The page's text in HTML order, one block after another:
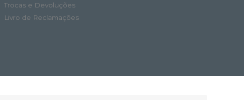
Trocas e Devoluções
Livro de Reclamações